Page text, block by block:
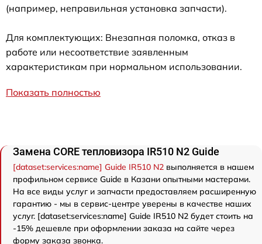
(например, неправильная установка запчасти).
Для комплектующих: Внезапная поломка, отказ в
работе или несоответствие заявленным
характеристикам при нормальном использовании.
Показать полностью
Замена CORE тепловизора IR510 N2 Guide
[dataset:services:name] Guide IR510 N2 выполняется в нашем
профильном сервисе Guide в Казани опытными мастерами.
На все виды услуг и запчасти предоставляем расширенную
гарантию - мы в сервис-центре уверены в качестве наших
услуг. [dataset:services:name] Guide IR510 N2 будет стоить на
-15% дешевле при оформлении заказа на сайте через
форму заказа звонка.